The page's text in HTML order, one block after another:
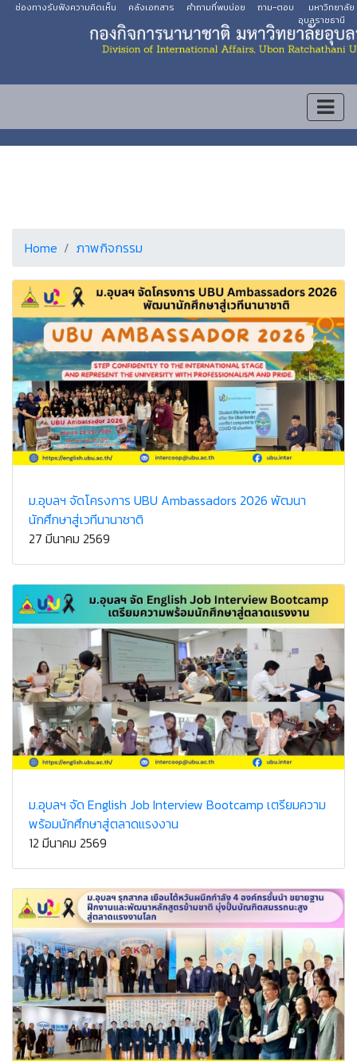
ช่องทางรับฟังความคิดเห็น คลังเอกสาร คำถามที่พบบ่อย ถาม-ตอบ
มหาวิทยาลัย
อุบลราชธานี
Home ภาพกิจกรรม
ม.อุบลฯ จัดโครงการ UBU Ambassadors 2026 พัฒนา
นักศึกษาสู่เวทีนานาชาติ
27 มีนาคม 2569
ม.อุบลฯ จัด English Job Interview Bootcamp เตรียมความ
พร้อมนักศึกษาสู่ตลาดแรงงาน
12 มีนาคม 2569